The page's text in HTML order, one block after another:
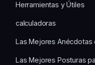
Herramientas y Útiles
calculadoras
Las Mejores Anécdotas
Las Mejores Posturas